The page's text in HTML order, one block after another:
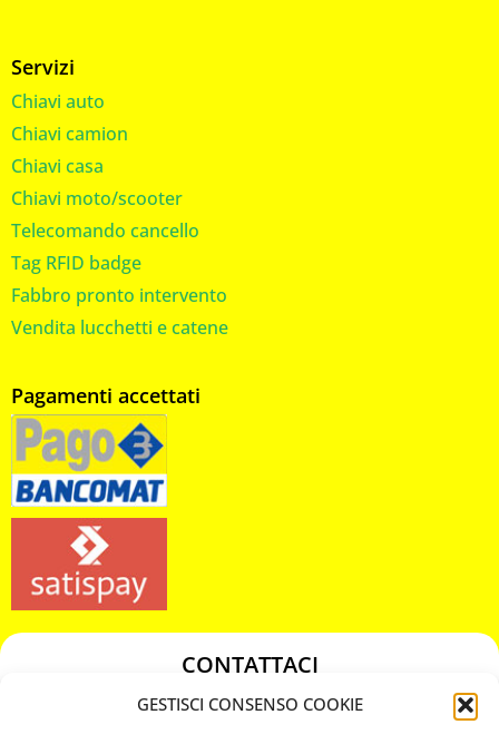
GESTISCI CONSENSO COOKIE
Servizi
Chiavi auto
Chiavi camion
Chiavi casa
Chiavi moto/scooter
Telecomando cancello
Tag RFID badge
Fabbro pronto intervento
Vendita lucchetti e catene
Pagamenti accettati
CONTATTACI
349 3863811